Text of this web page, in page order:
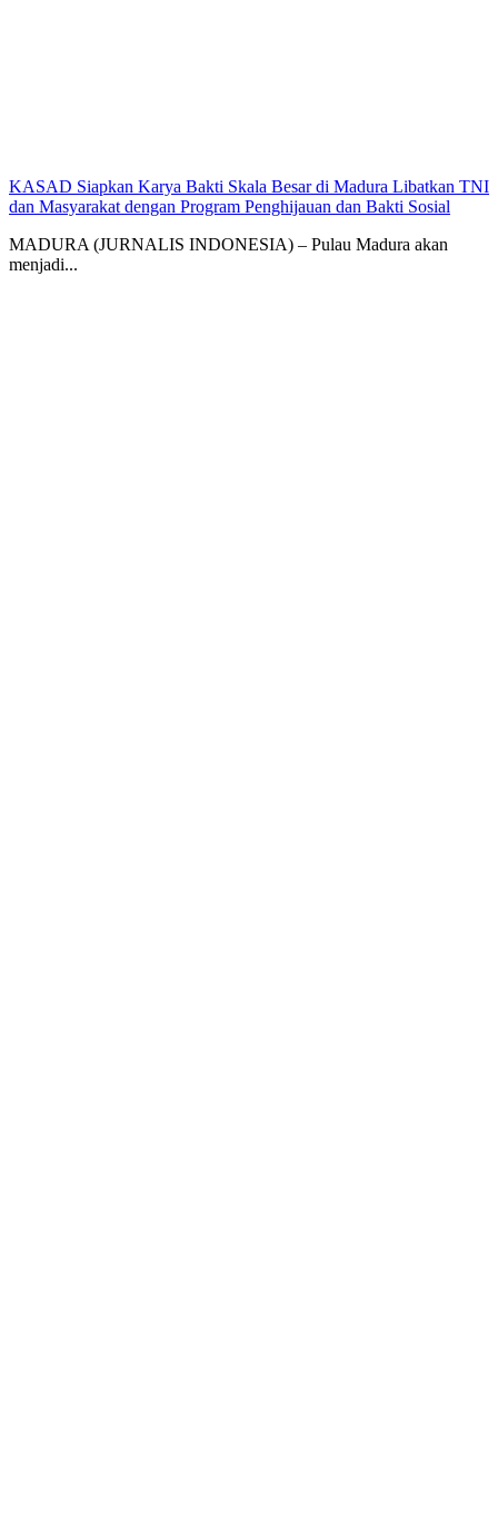
KASAD Siapkan Karya Bakti Skala Besar di Madura Libatkan TNI
dan Masyarakat dengan Program Penghijauan dan Bakti Sosial
MADURA (JURNALIS INDONESIA) – Pulau Madura akan
menjadi...